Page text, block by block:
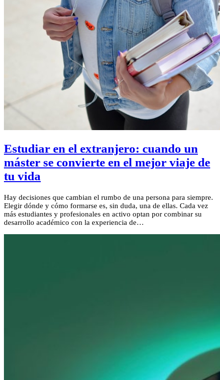
Estudiar en el extranjero: cuando un
máster se convierte en el mejor viaje de
tu vida
Hay decisiones que cambian el rumbo de una persona para siempre.
Elegir dónde y cómo formarse es, sin duda, una de ellas. Cada vez
más estudiantes y profesionales en activo optan por combinar su
desarrollo académico con la experiencia de…